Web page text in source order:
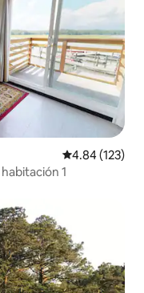
Calificación
4.84 (123)
1